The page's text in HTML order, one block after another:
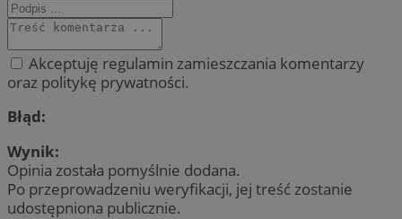
Akceptuję regulamin zamieszczania komentarzy
oraz politykę prywatności.
Błąd:
Wynik:
Opinia została pomyślnie dodana.
Po przeprowadzeniu weryfikacji, jej treść zostanie
udostępniona publicznie.